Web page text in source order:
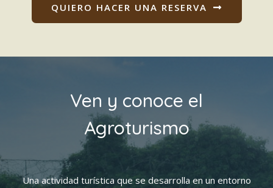
QUIERO HACER UNA RESERVA
Ven y conoce el
Agroturismo
Una actividad turística que se desarrolla en un entorno